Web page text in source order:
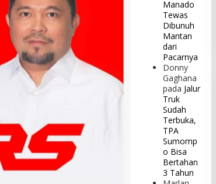
Manado
Tewas
Dibunuh
Mantan
dari
Pacarnya
Donny
Gaghana
pada Jalur
Truk
Sudah
Terbuka,
TPA
Sumomp
o Bisa
Bertahan
3 Tahun